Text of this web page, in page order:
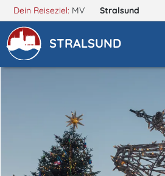
Dein Reiseziel: MV Stralsund
STRALSUND